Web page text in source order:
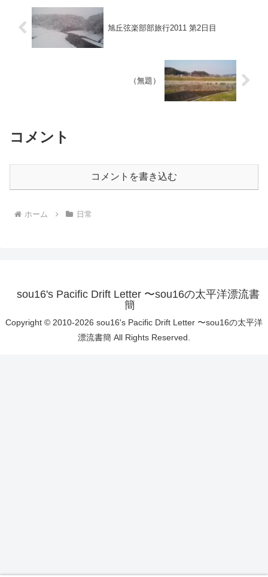
旭丘弦楽部部旅行2011 第2日目
（無題）
コメント
コメントを書き込む
ホーム 日常
sou16's Pacific Drift Letter 〜sou16の太平洋漂流書
簡
Copyright © 2010-2026 sou16's Pacific Drift Letter 〜sou16の太平洋
漂流書簡 All Rights Reserved.